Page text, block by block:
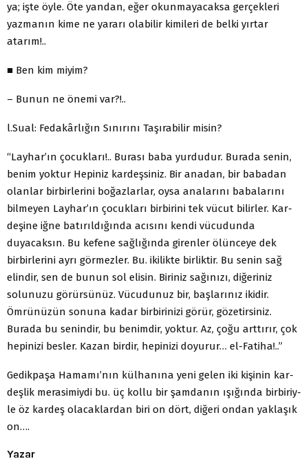
ya; işte öyle. Öte yandan, eğer okunmayacaksa gerçekleri
yazmanın kime ne yararı olabi­lir kim­ileri de belki yırtar
atarım!..
■ Ben kim miyim?
– Bunun ne önemi var?!..
l.Sual: Fedakârlığın Sınırını Taşırabilir misin?
“Layhar’ın çocukları!.. Burası baba yurdudur. Burada se­nin,
benim yoktur Hepiniz kardeşsiniz. Bir anadan, bir baba­dan
olanlar birbirlerini boğazlarlar, oysa analarını babalarını
bilmeyen Layhar’ın çocukları birbirini tek vücut bilirler. Kar­
deşine iğne batırıldığında acısını kendi vücudunda
duyacak­sın. Bu kefene sağlığında girenler ölünceye dek
birbirlerini ay­rı görmezler. Bu. ikilikte birliktir. Bu senin sağ
elindir, sen de bunun sol elisin. Biriniz sağınızı, diğeriniz
solunuzu görürsünüz. Vücudunuz bir, başlarınız ikidir.
Ömrünüzün sonuna ka­dar birbirinizi görür, gözetirsiniz.
Burada bu senindir, bu be­nimdir, yoktur. Az, çoğu arttırır, çok
hepinizi besler. Kazan birdir, hepinizi doyurur… el-Fatiha!..”
Gedikpaşa Hamamı’nın külhanına yeni gelen iki kişinin kar­
deşlik merasimiydi bu. üç kollu bir şamdanın ışığında birbiriy­
le öz kardeş olacaklardan biri on dört, diğeri ondan yaklaşık
on….
Yazar